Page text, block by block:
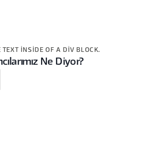
TEXT INSIDE OF A DIV BLOCK.
Ne Diyor?